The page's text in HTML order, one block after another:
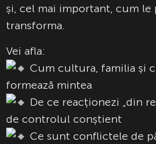
și, cel mai important, cum le
transforma.
Vei afla:
Cum cultura, familia și
formează mintea
De ce reacționezi „din
de controlul conștient
Ce sunt conflictele de